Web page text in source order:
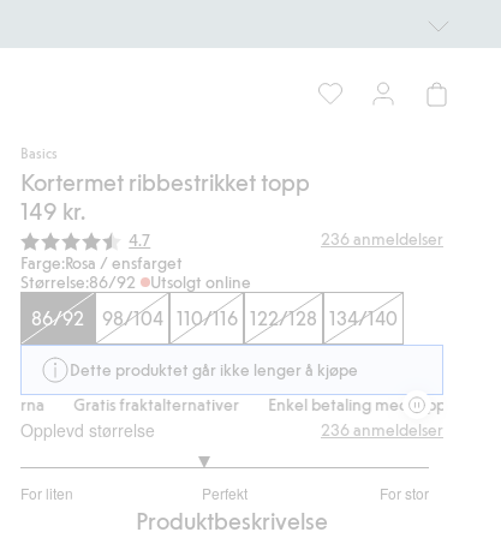
Basics
Kortermet ribbestrikket topp
149 kr.
Gjennomsnittskarakter:
4.7 236 anmeldelser
Farge:Rosa / ensfarget
Størrelse:86/92 Utsolgt online
86/92 98/104 110/116 122/128 134/140
Dette produktet går ikke lenger å kjøpe
Gratis fraktalternativer Enkel betaling med Vipps & Klarna
Opplevd størrelse
For liten Perfekt For stor
av
236 anmeldelser
Produktbeskrivelse